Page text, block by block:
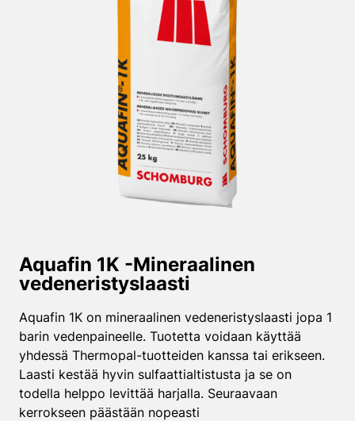
Aquafin 1K -Mineraalinen
vedeneristys­laasti
Aquafin 1K on mineraalinen vedeneristyslaasti jopa 1
barin vedenpaineelle. Tuotetta voidaan käyttää
yhdessä Thermopal-tuotteiden kanssa tai erikseen.
Laasti kestää hyvin sulfaattialtistusta ja se on
todella helppo levittää harjalla. Seuraavaan
kerrokseen päästään nopeasti